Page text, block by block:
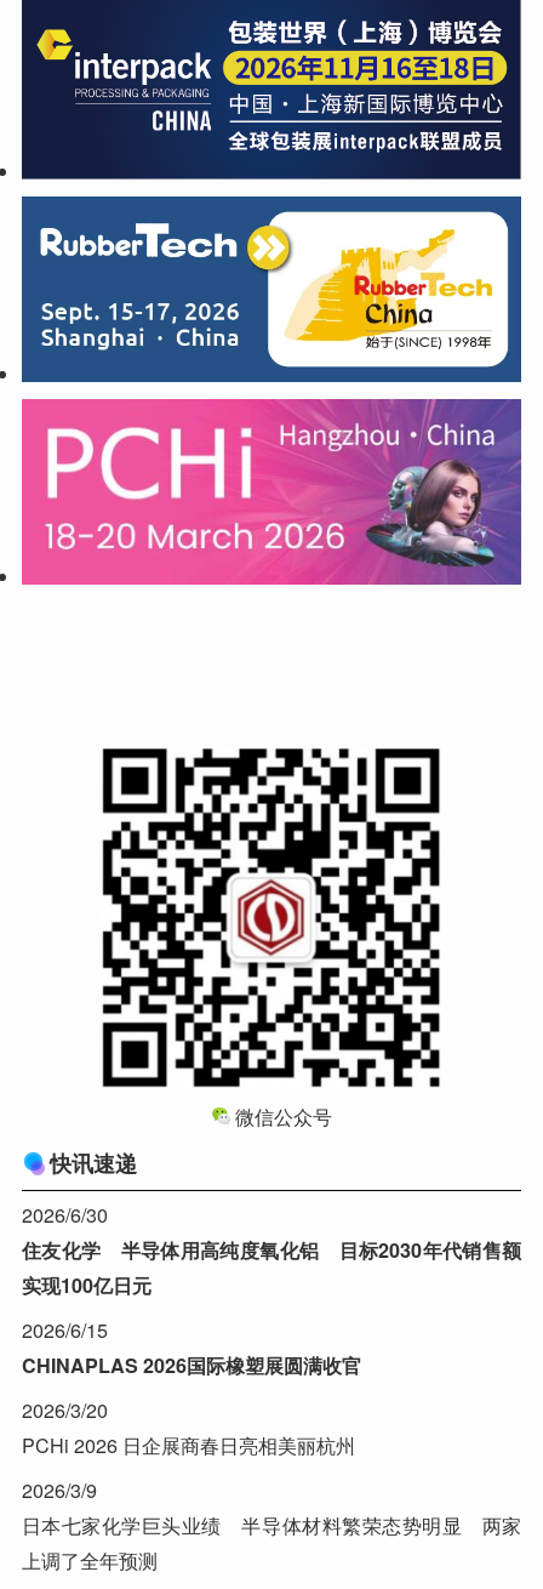
微信公众号
快讯速递
2026/6/30
住友化学 半导体用高纯度氧化铝 目标2030年代销售额
实现100亿日元
2026/6/15
CHINAPLAS 2026国际橡塑展圆满收官
2026/3/20
PCHi 2026 日企展商春日亮相美丽杭州
2026/3/9
日本七家化学巨头业绩 半导体材料繁荣态势明显 两家
上调了全年预测